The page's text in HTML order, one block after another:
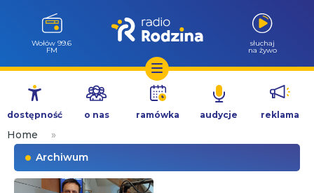
Przejdź
treści
Wołów 99.6
FM
słuchaj
na żywo
dostępność o nas ramówka audycje reklama
Home
»
Archiwum